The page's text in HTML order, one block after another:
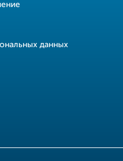
данных